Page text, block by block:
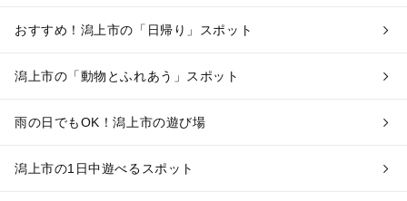
おすすめ！潟上市の「日帰り」スポット
潟上市の「動物とふれあう」スポット
雨の日でもOK！潟上市の遊び場
潟上市の1日中遊べるスポット